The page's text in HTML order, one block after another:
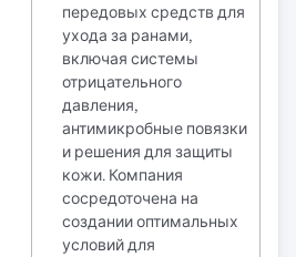
передовых средств для
ухода за ранами,
включая системы
отрицательного
давления,
антимикробные повязки
и решения для защиты
кожи. Компания
сосредоточена на
создании оптимальных
условий для